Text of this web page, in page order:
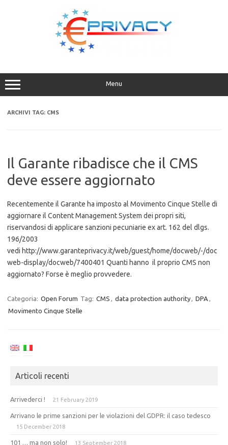
Menu
ARCHIVI TAG: CMS
Il Garante ribadisce che il CMS
deve essere aggiornato
Recentemente il Garante ha imposto al Movimento Cinque Stelle di
aggiornare il Content Management System dei propri siti,
riservandosi di applicare sanzioni pecuniarie ex art. 162 del dlgs.
196/2003
vedi http://www.garanteprivacy.it/web/guest/home/docweb/-/doc
web-display/docweb/7400401 Quanti hanno il proprio CMS non
aggiornato? Forse è meglio provvedere.
Categoria: Open Forum Tag: CMS , data protection authority, DPA ,
Movimento Cinque Stelle
Articoli recenti
Arrivederci ! 21 February 2019
Arrivano le prime sanzioni per le violazioni del GDPR: il caso tedesco
15 December 2018
101 … ma non solo! 13 September 2018